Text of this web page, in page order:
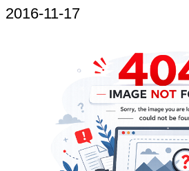
2016-11-17